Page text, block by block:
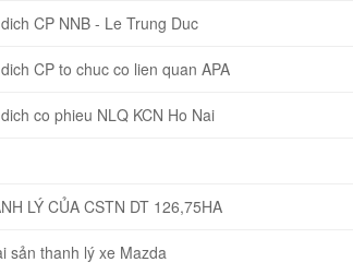
CP NNB - Le Trung Duc
CP to chuc co lien quan APA
co phieu NLQ KCN Ho Nai
LÝ CỦA CSTN DT 126,75HA
sản thanh lý xe Mazda